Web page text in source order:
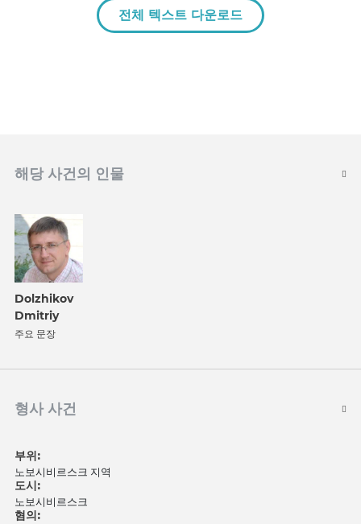
전체 텍스트 다운로드
해당 사건의 인물
Dolzhikov
Dmitriy
주요 문장
형사 사건
부위:
노보시비르스크 지역
도시:
노보시비르스크
혐의: